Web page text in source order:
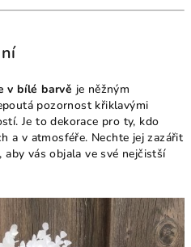
v bílé barvě je něžným
pozornost křiklavými
Je to dekorace pro ty, kdo
a v atmosféře. Nechte jej zazářit
vás objala ve své nejčistší